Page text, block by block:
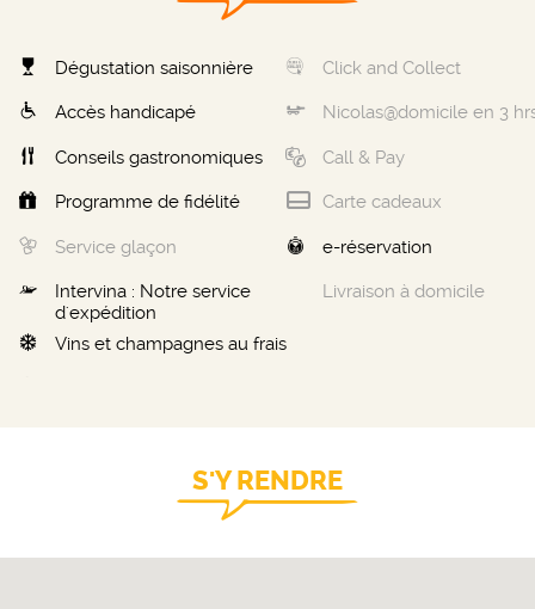
Dégustation saisonnière
Accès handicapé
Conseils gastronomiques
Programme de fidélité
Service glaçon
Intervina : Notre service
d'expédition
Vins et champagnes au frais
Click and Collect
Nicolas@domicile en 3
Call & Pay
Carte cadeaux
e-réservation
Livraison à domicile
S'Y RENDRE